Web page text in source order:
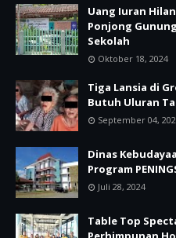
Uang Iuran
Ponjong
Sekolah
Oktober 18, 2024
Tiga Lansia di
Butuh Uluran
September 04,
Dinas
Program
Juli 28, 2024
Table Top